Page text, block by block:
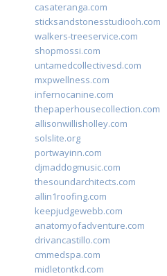
casateranga.com
sticksandstonesstudiooh.com
walkers-treeservice.com
shopmossi.com
untamedcollectivesd.com
mxpwellness.com
infernocanine.com
thepaperhousecollection.com
allisonwillisholley.com
solslite.org
portwayinn.com
djmaddogmusic.com
thesoundarchitects.com
allin1roofing.com
keepjudgewebb.com
anatomyofadventure.com
drivancastillo.com
cmmedspa.com
midletontkd.com